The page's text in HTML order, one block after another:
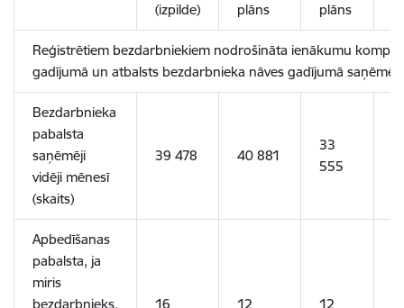
(izpilde)
plāns
plāns
Reģistrētiem bezdarbniekiem nodrošināta ienākumu
gadījumā un atbalsts bezdarbnieka nāves gadījumā
Bezdarbnieka
pabalsta
saņēmēji
vidēji mēnesī
(skaits)
39 478 40 881
33
555
Apbedīšanas
pabalsta, ja
miris
bezdarbnieks,
16 12 12